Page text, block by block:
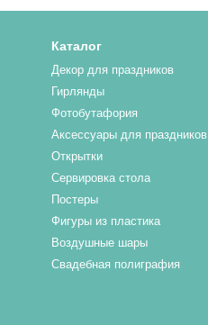
Каталог
Декор для праздников
Гирлянды
Фотобутафория
Аксессуары для праздников
Открытки
Сервировка стола
Постеры
Фигуры из пластика
Воздушные шары
Свадебная полиграфия